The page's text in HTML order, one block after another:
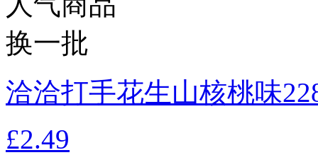
换一批
洽洽打手花生山核桃味
£2.49